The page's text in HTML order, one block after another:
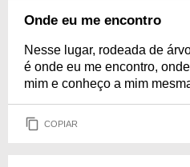
Onde eu me encontro
Nesse lugar, rodeada de
é onde eu me encontro,
mim e conheço a mim
COPIAR